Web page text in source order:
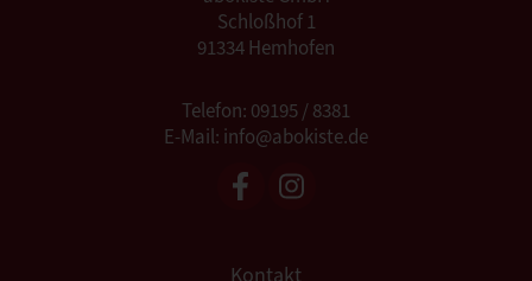
Schloßhof 1
91334 Hemhofen
Telefon: 09195 / 8381
E-Mail: info@abokiste.de
Kontakt